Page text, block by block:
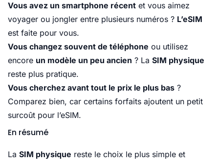
Vous avez un smartphone récent et vous aimez
voyager ou jongler entre plusieurs numéros ? L’eSIM
est faite pour vous.
Vous changez souvent de téléphone ou utilisez
encore un modèle un peu ancien ? La SIM physique
reste plus pratique.
Vous cherchez avant tout le prix le plus bas ?
Comparez bien, car certains forfaits ajoutent un petit
surcoût pour l’eSIM.
En résumé
La SIM physique reste le choix le plus simple et